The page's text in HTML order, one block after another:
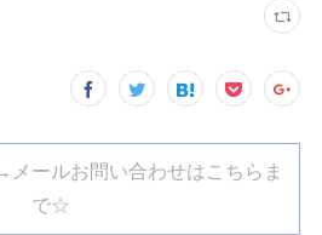
ールお問い合わせはこちらま
で☆